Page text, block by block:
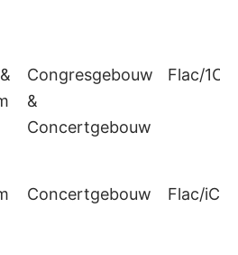
Congresgebouw
&
Concertgebouw
Flac/1CD
Concertgebouw Flac/iCD